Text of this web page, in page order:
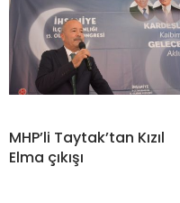
MHP’li Taytak’tan Kızıl
Elma çıkışı